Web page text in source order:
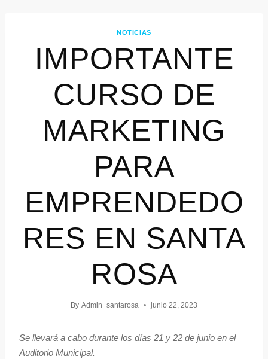
NOTICIAS
IMPORTANTE
CURSO DE
MARKETING
PARA
EMPRENDEDO
RES EN SANTA
ROSA
By Admin_santarosa junio 22, 2023
Se llevará a cabo durante los días 21 y 22 de junio en el
Auditorio Municipal.